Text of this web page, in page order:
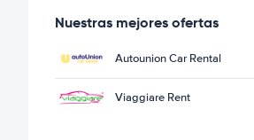
Nuestras mejores ofertas
Autounion Car Rental
Viaggiare Rent